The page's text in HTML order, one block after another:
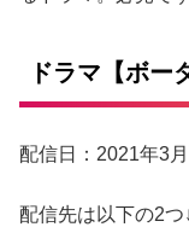
ドラマ【ボー
配信日：2021年3
配信先は以下の2つ